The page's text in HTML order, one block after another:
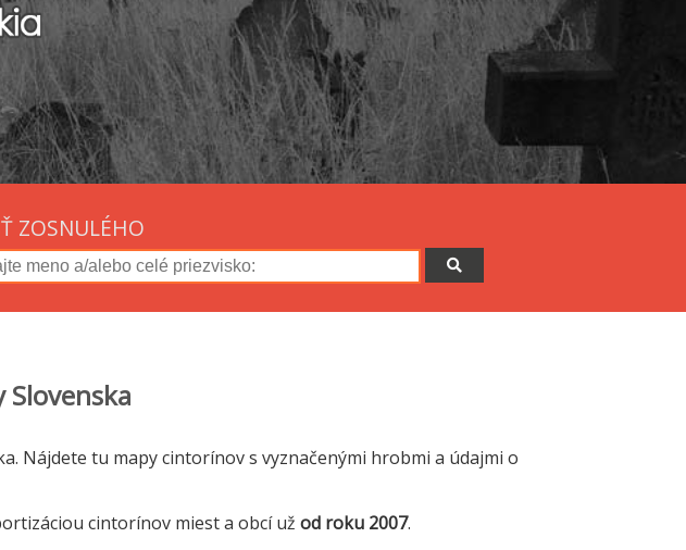
ZOSNULÉHO
Nájdete tu mapy cintorínov s vyznačenými hrobmi a údajmi o
cintorínov miest a obcí už od roku 2007.